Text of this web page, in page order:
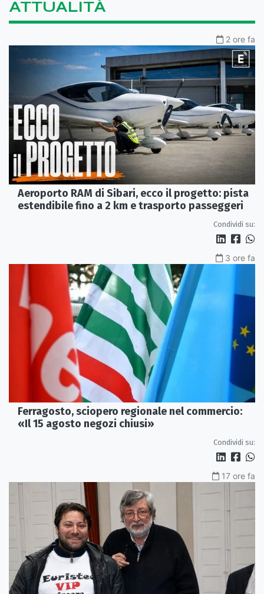
ATTUALITÀ
2 ore fa
Aeroporto RAM di Sibari, ecco il progetto: pista
estendibile fino a 2 km e trasporto passeggeri
Condividi su:
3 ore fa
Ferragosto, sciopero regionale nel commercio:
«Il 15 agosto negozi chiusi»
Condividi su:
17 ore fa